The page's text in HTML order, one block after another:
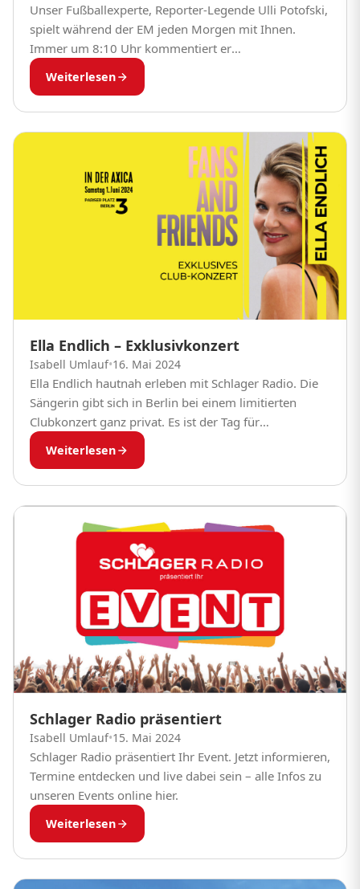
Unser Fußballexperte, Reporter-Legende Ulli Potofski,
spielt während der EM jeden Morgen mit Ihnen.
Immer um 8:10 Uhr kommentiert er
ein historisches Europameisterschaftsspiel der
deutschen Nationalmannschaft. Im entscheidenden
Weiterlesen
Ella Endlich – Exklusivkonzert
Isabell Umlauf•16. Mai 2024
Ella Endlich hautnah erleben mit Schlager Radio. Die
Sängerin gibt sich in Berlin bei einem limitierten
Clubkonzert ganz privat. Es ist der Tag für
eingefleischte Ella Endlich-Anhänger. Am Samstag,
den...
Weiterlesen
Schlager Radio präsentiert
Isabell Umlauf•15. Mai 2024
Schlager Radio präsentiert Ihr Event. Jetzt informieren,
Termine entdecken und live dabei sein – alle Infos zu
unseren Events online hier.
Weiterlesen